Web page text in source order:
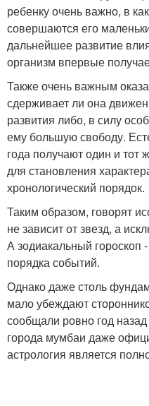
ребенку очень важно, в
совершаются его
дальнейшее развитие
организм впервые
Также очень важным
сдерживает ли она
развития либо, в силу
ему большую свободу.
года получают один и тот
для становления
хронологический порядок.
Таким образом, говорят
не зависит от звезд, а
А зодиакальный гороскоп
порядка событий.
Однако даже столь
мало убеждают
сообщали ровно год
города мумбаи даже
астрология является